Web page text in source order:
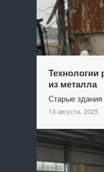
Технологии
из металла
Старые
13 августа, 2025